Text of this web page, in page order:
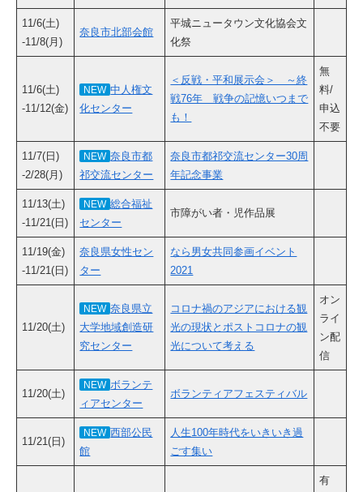
11/6(土)
-11/8(月)
奈良市北部会館
平城ニュータウン文化協会文
化祭
11/6(土)
-11/12(金)
NEW 中人権文
化センター
＜反戦・平和展示会＞ ～終
戦76年 戦争の記憶いつまで
も！
無
料/
申込
不要
11/7(日)
-2/28(月)
NEW 奈良市都
祁交流センター
奈良市都祁交流センター30周
年記念事業
11/13(土)
-11/21(日)
NEW 総合福祉
センター
市障がい者・児作品展
11/19(金)
-11/21(日)
奈良県女性セン
ター
なら男女共同参画イベント
2021
11/20(土)
NEW 奈良県立
大学地域創造研
究センター
コロナ禍のアジアにおける観
光の現状とポストコロナの観
光について考える
オン
ライ
ン配
信
11/20(土)
NEW ボランテ
ィアセンター
ボランティアフェスティバル
11/21(日)
NEW 西部公民
館
人生100年時代をいきいき過
ごす集い
有